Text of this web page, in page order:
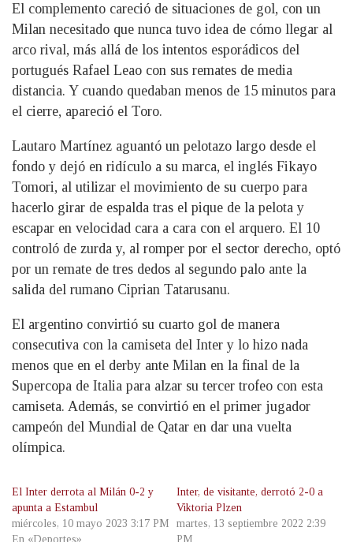
El complemento careció de situaciones de gol, con un
Milan necesitado que nunca tuvo idea de cómo llegar al
arco rival, más allá de los intentos esporádicos del
portugués Rafael Leao con sus remates de media
distancia. Y cuando quedaban menos de 15 minutos para
el cierre, apareció el Toro.
Lautaro Martínez aguantó un pelotazo largo desde el
fondo y dejó en ridículo a su marca, el inglés Fikayo
Tomori, al utilizar el movimiento de su cuerpo para
hacerlo girar de espalda tras el pique de la pelota y
escapar en velocidad cara a cara con el arquero. El 10
controló de zurda y, al romper por el sector derecho, optó
por un remate de tres dedos al segundo palo ante la
salida del rumano Ciprian Tatarusanu.
El argentino convirtió su cuarto gol de manera
consecutiva con la camiseta del Inter y lo hizo nada
menos que en el derby ante Milan en la final de la
Supercopa de Italia para alzar su tercer trofeo con esta
camiseta. Además, se convirtió en el primer jugador
campeón del Mundial de Qatar en dar una vuelta
olímpica.
El Inter derrota al Milán 0-2 y
apunta a Estambul
miércoles, 10 mayo 2023 3:17 PM
En «Deportes»
Inter, de visitante, derrotó 2-0 a
Viktoria Plzen
martes, 13 septiembre 2022 2:39
PM